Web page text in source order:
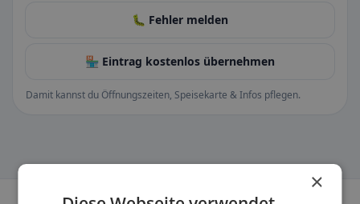
🐛 Fehler melden
🏪 Eintrag kostenlos übernehmen
Damit kannst du Öffnungszeiten, Speisekarte & Infos pflegen.
×